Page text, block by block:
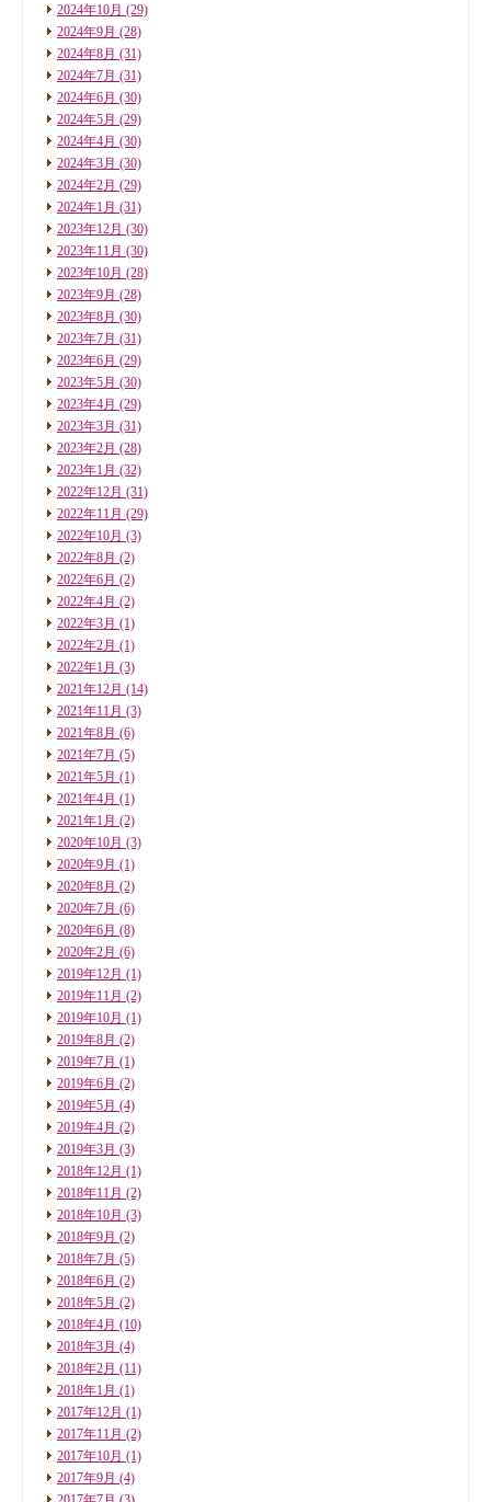
2024年10月 (29)
2024年9月 (28)
2024年8月 (31)
2024年7月 (31)
2024年6月 (30)
2024年5月 (29)
2024年4月 (30)
2024年3月 (30)
2024年2月 (29)
2024年1月 (31)
2023年12月 (30)
2023年11月 (30)
2023年10月 (28)
2023年9月 (28)
2023年8月 (30)
2023年7月 (31)
2023年6月 (29)
2023年5月 (30)
2023年4月 (29)
2023年3月 (31)
2023年2月 (28)
2023年1月 (32)
2022年12月 (31)
2022年11月 (29)
2022年10月 (3)
2022年8月 (2)
2022年6月 (2)
2022年4月 (2)
2022年3月 (1)
2022年2月 (1)
2022年1月 (3)
2021年12月 (14)
2021年11月 (3)
2021年8月 (6)
2021年7月 (5)
2021年5月 (1)
2021年4月 (1)
2021年1月 (2)
2020年10月 (3)
2020年9月 (1)
2020年8月 (2)
2020年7月 (6)
2020年6月 (8)
2020年2月 (6)
2019年12月 (1)
2019年11月 (2)
2019年10月 (1)
2019年8月 (2)
2019年7月 (1)
2019年6月 (2)
2019年5月 (4)
2019年4月 (2)
2019年3月 (3)
2018年12月 (1)
2018年11月 (2)
2018年10月 (3)
2018年9月 (2)
2018年7月 (5)
2018年6月 (2)
2018年5月 (2)
2018年4月 (10)
2018年3月 (4)
2018年2月 (11)
2018年1月 (1)
2017年12月 (1)
2017年11月 (2)
2017年10月 (1)
2017年9月 (4)